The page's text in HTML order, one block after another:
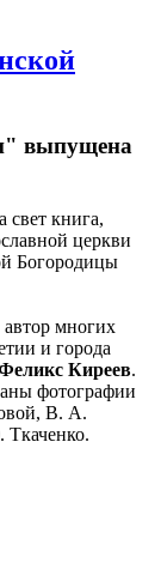
выпущена
свет книга,
церкви
Богородицы
многих
и города
Киреев.
фотографии
В. А.